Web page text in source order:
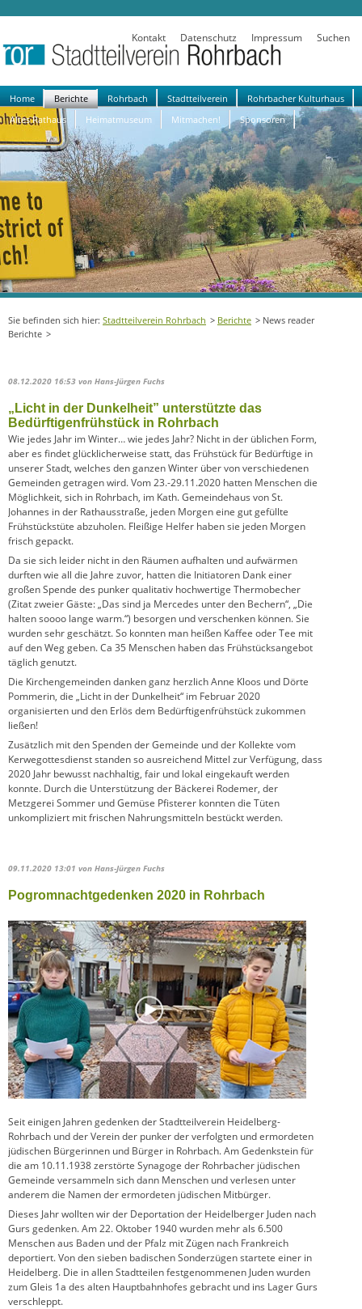
Kontakt Datenschutz Impressum Suchen
Navigation
überspringen
Home Berichte Rohrbach Stadtteilverein
Rohrbacher Kulturhaus
Altes Rathaus
Heimatmuseum Mitmachen! Sponsoren
Stadtteilverein Rohrbach Berichte
News reader
Berichte
08.12.2020 16:53 von Hans-Jürgen Fuchs
„Licht in der Dunkelheit” unterstützte das
Bedürftigenfrühstück in Rohrbach
Wie jedes Jahr im Winter… wie jedes Jahr? Nicht in der üblichen Form,
aber es findet glücklicherweise statt, das Frühstück für Bedürftige in
unserer Stadt, welches den ganzen Winter über von verschiedenen
Gemeinden getragen wird. Vom 23.-29.11.2020 hatten Menschen die
Möglichkeit, sich in Rohrbach, im Kath. Gemeindehaus von St.
Johannes in der Rathausstraße, jeden Morgen eine gut gefüllte
Frühstückstüte abzuholen. Fleißige Helfer haben sie jeden Morgen
frisch gepackt.
Da sie sich leider nicht in den Räumen aufhalten und aufwärmen
durften wie all die Jahre zuvor, hatten die Initiatoren Dank einer
großen Spende des punker qualitativ hochwertige Thermobecher
(Zitat zweier Gäste: „Das sind ja Mercedes unter den Bechern“, „Die
halten soooo lange warm.“) besorgen und verschenken können. Sie
wurden sehr geschätzt. So konnten man heißen Kaffee oder Tee mit
auf den Weg geben. Ca 35 Menschen haben das Frühstücksangebot
täglich genutzt.
Die Kirchengemeinden danken ganz herzlich Anne Kloos und Dörte
Pommerin, die „Licht in der Dunkelheit“ im Februar 2020
organisierten und den Erlös dem Bedürftigenfrühstück zukommen
ließen!
Zusätzlich mit den Spenden der Gemeinde und der Kollekte vom
Kerwegottesdienst standen so ausreichend Mittel zur Verfügung, dass
2020 Jahr bewusst nachhaltig, fair und lokal eingekauft werden
konnte. Durch die Unterstützung der Bäckerei Rodemer, der
Metzgerei Sommer und Gemüse Pfisterer konnten die Tüten
unkompliziert mit frischen Nahrungsmitteln bestückt werden.
09.11.2020 13:01 von Hans-Jürgen Fuchs
Pogromnachtgedenken 2020 in Rohrbach
Seit einigen Jahren gedenken der Stadtteilverein Heidelberg-
Rohrbach und der Verein der punker der verfolgten und ermordeten
jüdischen Bürgerinnen und Bürger in Rohrbach. Am Gedenkstein für
die am 10.11.1938 zerstörte Synagoge der Rohrbacher jüdischen
Gemeinde versammeln sich dann Menschen und verlesen unter
anderem die Namen der ermordeten jüdischen Mitbürger.
Dieses Jahr wollten wir der Deportation der Heidelberger Juden nach
Gurs gedenken. Am 22. Oktober 1940 wurden mehr als 6.500
Menschen aus Baden und der Pfalz mit Zügen nach Frankreich
deportiert. Von den sieben badischen Sonderzügen startete einer in
Heidelberg. Die in allen Stadtteilen festgenommenen Juden wurden
zum Gleis 1a des alten Hauptbahnhofes gebracht und ins Lager Gurs
verschleppt.